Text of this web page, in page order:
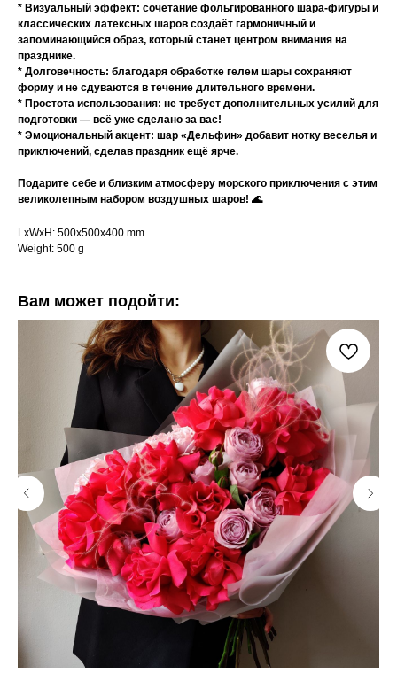
* Визуальный эффект: сочетание фольгированного шара-фигуры и
классических латексных шаров создаёт гармоничный и
запоминающийся образ, который станет центром внимания на
празднике.
* Долговечность: благодаря обработке гелем шары сохраняют
форму и не сдуваются в течение длительного времени.
* Простота использования: не требует дополнительных усилий для
подготовки — всё уже сделано за вас!
* Эмоциональный акцент: шар «Дельфин» добавит нотку веселья и
приключений, сделав праздник ещё ярче.
Подарите себе и близким атмосферу морского приключения с этим
великолепным набором воздушных шаров! 🌊
LxWxH: 500x500x400 mm
Weight: 500 g
Вам может подойти: